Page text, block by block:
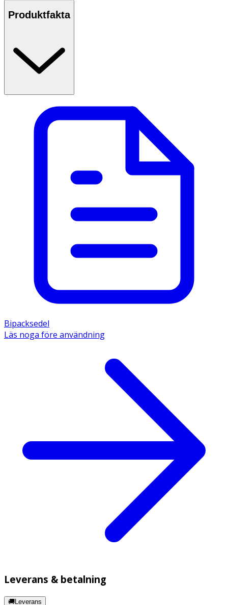
Produktfakta
Bipacksedel
Läs noga före användning
Leverans & betalning
🚚Leverans